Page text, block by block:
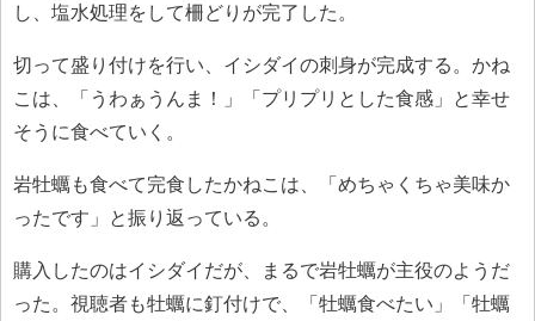
し、塩水処理をして柵どりが完了した。
切って盛り付けを行い、イシダイの刺身が完成する。かね
こは、「うわぁうんま！」「プリプリとした食感」と幸せ
そうに食べていく。
岩牡蠣も食べて完食したかねこは、「めちゃくちゃ美味か
ったです」と振り返っている。
購入したのはイシダイだが、まるで岩牡蠣が主役のようだ
った。視聴者も牡蠣に釘付けで、「牡蠣食べたい」「牡蠣